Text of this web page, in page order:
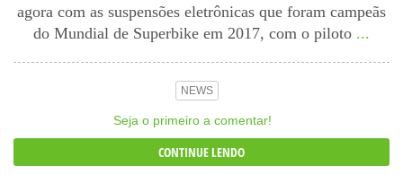
agora com as suspensões eletrônicas que foram campeãs
do Mundial de Superbike em 2017, com o piloto ...
NEWS
Seja o primeiro a comentar!
CONTINUE LENDO